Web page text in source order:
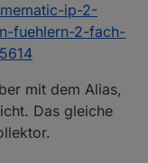
ip-2-
fuehlern-2-fach-
mit dem Alias,
Das gleiche